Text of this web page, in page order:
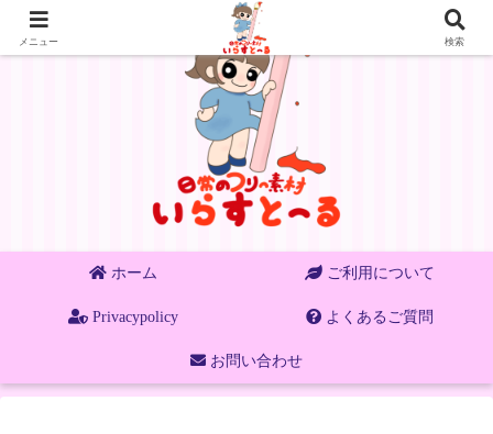
ホーム ご利用について
Privacypolicy よくあるご質問
お問い合わせ
メニュー 検索